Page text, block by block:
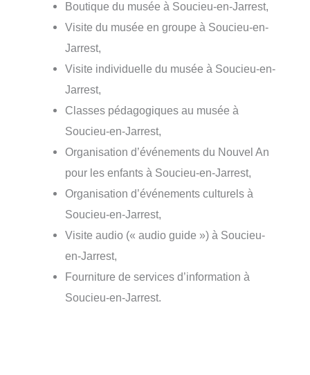
Boutique du musée à Soucieu-en-Jarrest,
Visite du musée en groupe à Soucieu-en-
Jarrest,
Visite individuelle du musée à Soucieu-en-
Jarrest,
Classes pédagogiques au musée à
Soucieu-en-Jarrest,
Organisation d’événements du Nouvel An
pour les enfants à Soucieu-en-Jarrest,
Organisation d’événements culturels à
Soucieu-en-Jarrest,
Visite audio (« audio guide ») à Soucieu-
en-Jarrest,
Fourniture de services d’information à
Soucieu-en-Jarrest.